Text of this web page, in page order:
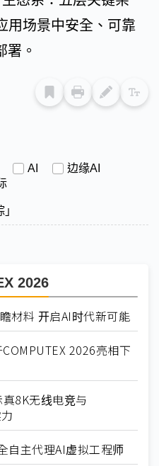
用场景中安全、可靠
署。
AI
边缘AI
2026
材料 开启AI时代新可能
2026亮相下
8K无线电竞与
自主代理AI虚拟工程师